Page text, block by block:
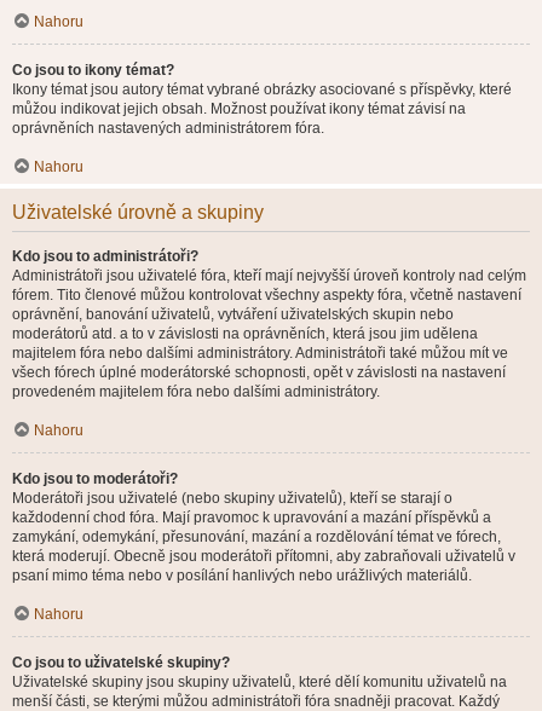
Nahoru
Co jsou to ikony témat?
Ikony témat jsou autory témat vybrané obrázky asociované s příspěvky, které
můžou indikovat jejich obsah. Možnost používat ikony témat závisí na
oprávněních nastavených administrátorem fóra.
Nahoru
Uživatelské úrovně a skupiny
Kdo jsou to administrátoři?
Administrátoři jsou uživatelé fóra, kteří mají nejvyšší úroveň kontroly nad celým
fórem. Tito členové můžou kontrolovat všechny aspekty fóra, včetně nastavení
oprávnění, banování uživatelů, vytváření uživatelských skupin nebo
moderátorů atd. a to v závislosti na oprávněních, která jsou jim udělena
majitelem fóra nebo dalšími administrátory. Administrátoři také můžou mít ve
všech fórech úplné moderátorské schopnosti, opět v závislosti na nastavení
provedeném majitelem fóra nebo dalšími administrátory.
Nahoru
Kdo jsou to moderátoři?
Moderátoři jsou uživatelé (nebo skupiny uživatelů), kteří se starají o
každodenní chod fóra. Mají pravomoc k upravování a mazání příspěvků a
zamykání, odemykání, přesunování, mazání a rozdělování témat ve fórech,
která moderují. Obecně jsou moderátoři přítomni, aby zabraňovali uživatelů v
psaní mimo téma nebo v posílání hanlivých nebo urážlivých materiálů.
Nahoru
Co jsou to uživatelské skupiny?
Uživatelské skupiny jsou skupiny uživatelů, které dělí komunitu uživatelů na
menší části, se kterými můžou administrátoři fóra snadněji pracovat. Každý